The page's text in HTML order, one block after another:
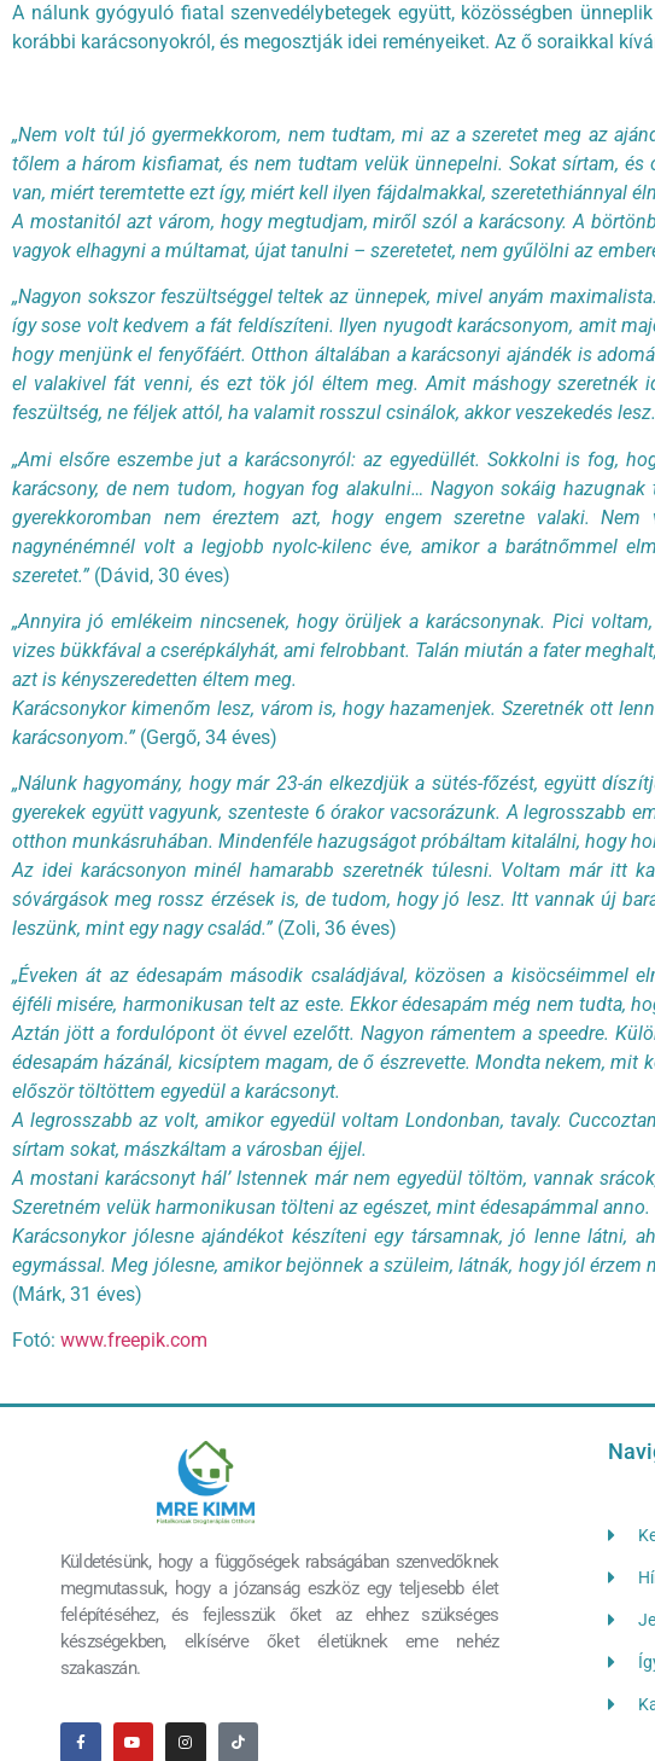
A nálunk gyógyuló fiatal szenvedélybetegek együtt, közösségben
korábbi karácsonyokról, és megosztják idei reményeiket. Az ő soraikkal
„Nem volt túl jó gyermekkorom, nem tudtam, mi az a szeretet meg az
tőlem a három kisfiamat, és nem tudtam velük ünnepelni. Sokat sírtam,
van, miért teremtette ezt így, miért kell ilyen fájdalmakkal, szeretethiánnyal
A mostanitól azt várom, hogy megtudjam, miről szól a karácsony. A
vagyok elhagyni a múltamat, újat tanulni – szeretetet, nem gyűlölni az
„Nagyon sokszor feszültséggel teltek az ünnepek, mivel anyám
így sose volt kedvem a fát feldíszíteni. Ilyen nyugodt karácsonyom, amit
hogy menjünk el fenyőfáért. Otthon általában a karácsonyi ajándék is
el valakivel fát venni, és ezt tök jól éltem meg. Amit máshogy szeretnék
feszültség, ne féljek attól, ha valamit rosszul csinálok, akkor veszekedés
„Ami elsőre eszembe jut a karácsonyról: az egyedüllét. Sokkolni is fog,
karácsony, de nem tudom, hogyan fog alakulni… Nagyon sokáig
gyerekkoromban nem éreztem azt, hogy engem szeretne valaki.
nagynénémnél volt a legjobb nyolc-kilenc éve, amikor a barátnőmmel
szeretet.” (Dávid, 30 éves)
„Annyira jó emlékeim nincsenek, hogy örüljek a karácsonynak. Pici
vizes bükkfával a cserépkályhát, ami felrobbant. Talán miután a fater
azt is kényszeredetten éltem meg.
Karácsonykor kimenőm lesz, várom is, hogy hazamenjek. Szeretnék ott
karácsonyom.”(Gergő, 34 éves)
„Nálunk hagyomány, hogy már 23-án elkezdjük a sütés-főzést, együtt
gyerekek együtt vagyunk, szenteste 6 órakor vacsorázunk. A legrosszabb
otthon munkásruhában. Mindenféle hazugságot próbáltam kitalálni, hogy
Az idei karácsonyon minél hamarabb szeretnék túlesni. Voltam már itt
sóvárgások meg rossz érzések is, de tudom, hogy jó lesz. Itt vannak új
leszünk, mint egy nagy család.”(Zoli, 36 éves)
„Éveken át az édesapám második családjával, közösen a kisöcséimmel
éjféli misére, harmonikusan telt az este. Ekkor édesapám még nem tudta,
Aztán jött a fordulópont öt évvel ezelőtt. Nagyon rámentem a speedre.
édesapám házánál, kicsíptem magam, de ő észrevette. Mondta nekem,
először töltöttem egyedül a karácsonyt.
A legrosszabb az volt, amikor egyedül voltam Londonban, tavaly.
sírtam sokat, mászkáltam a városban éjjel.
A mostani karácsonyt hál’ Istennek már nem egyedül töltöm, vannak
Szeretném velük harmonikusan tölteni az egészet, mint édesapámmal
Karácsonykor jólesne ajándékot készíteni egy társamnak, jó lenne látni,
egymással. Meg jólesne, amikor bejönnek a szüleim, látnák, hogy jól
(Márk, 31 éves)
Fotó: www.freepik.com
Küldetésünk, hogy a függőségek rabságában szenvedőknek
megmutassuk, hogy a józanság eszköz egy teljesebb élet
felépítéséhez, és fejlesszük őket az ehhez szükséges
készségekben, elkísérve őket életüknek eme nehéz
szakaszán.